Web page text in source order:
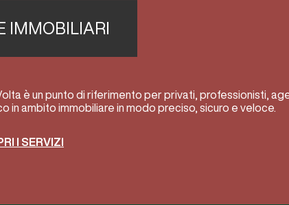
IMMOBILIARI
è un punto di riferimento per privati, professionisti,
ambito immobiliare in modo preciso, sicuro e veloce.
I SERVIZI